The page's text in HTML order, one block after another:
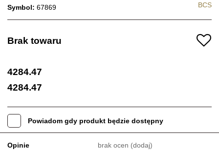
Symbol: 67869 BCS
Brak towaru
4284.47
4284.47
Powiadom gdy produkt będzie dostępny
Opinie brak ocen (dodaj)